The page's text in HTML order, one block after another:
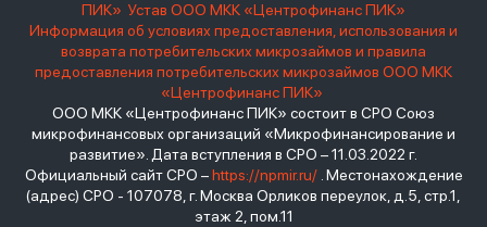
ПИК» Устав ООО МКК «Центрофинанс ПИК»
Информация об условиях предоставления, использования и
возврата потребительских микрозаймов и правила
предоставления потребительских микрозаймов ООО МКК
«Центрофинанс ПИК»
ООО МКК «Центрофинанс ПИК» состоит в СРО Союз
микрофинансовых организаций «Микрофинансирование и
развитие». Дата вступления в СРО – 11.03.2022 г.
Официальный сайт СРО –https://npmir.ru/. Местонахождение
(адрес) СРО - 107078, г. Москва Орликов переулок, д.5, стр.1,
этаж 2, пом.11